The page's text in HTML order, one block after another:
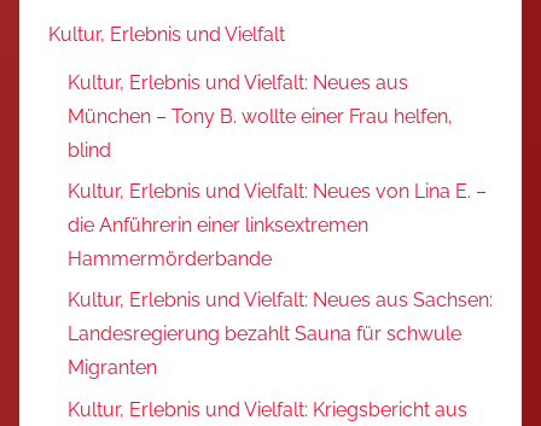
Kultur, Erlebnis und Vielfalt
Kultur, Erlebnis und Vielfalt: Neues aus
München – Tony B. wollte einer Frau helfen,
blind
Kultur, Erlebnis und Vielfalt: Neues von Lina E. –
die Anführerin einer linksextremen
Hammermörderbande
Kultur, Erlebnis und Vielfalt: Neues aus Sachsen:
Landesregierung bezahlt Sauna für schwule
Migranten
Kultur, Erlebnis und Vielfalt: Kriegsbericht aus